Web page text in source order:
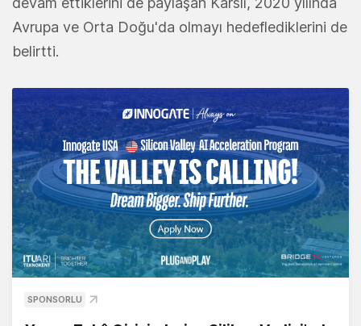
Avrupa ve Orta Doğu'da olmayı hedeflediklerini de
belirtti.
SPONSORLU